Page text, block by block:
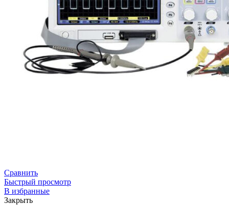
Сравнить
Быстрый просмотр
В избранные
Закрыть